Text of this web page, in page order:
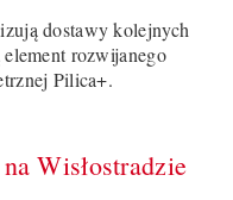
dostawy kolejnych
rozwijanego
Pilica+.
Wisłostradzie